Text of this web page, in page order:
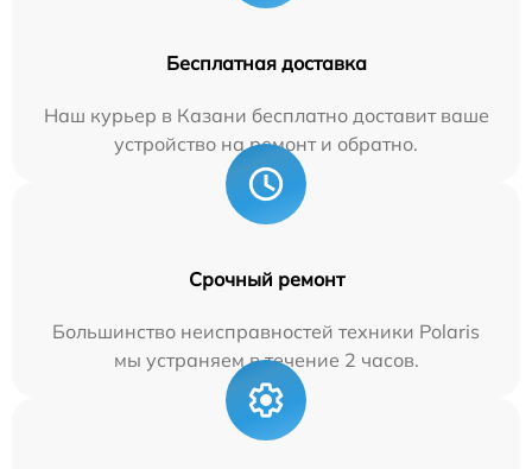
Бесплатная доставка
Наш курьер в Казани бесплатно доставит ваше
устройство на ремонт и обратно.
Срочный ремонт
Большинство неисправностей техники Polaris
мы устраняем в течение 2 часов.